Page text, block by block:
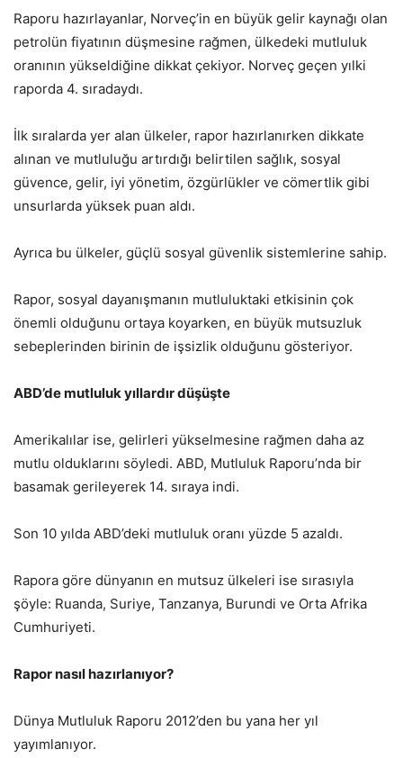
Raporu hazırlayanlar, Norveç’in en büyük gelir kaynağı olan
petrolün fiyatının düşmesine rağmen, ülkedeki mutluluk
oranının yükseldiğine dikkat çekiyor. Norveç geçen yılki
raporda 4. sıradaydı.
İlk sıralarda yer alan ülkeler, rapor hazırlanırken dikkate
alınan ve mutluluğu artırdığı belirtilen sağlık, sosyal
güvence, gelir, iyi yönetim, özgürlükler ve cömertlik gibi
unsurlarda yüksek puan aldı.
Ayrıca bu ülkeler, güçlü sosyal güvenlik sistemlerine sahip.
Rapor, sosyal dayanışmanın mutluluktaki etkisinin çok
önemli olduğunu ortaya koyarken, en büyük mutsuzluk
sebeplerinden birinin de işsizlik olduğunu gösteriyor.
ABD’de mutluluk yıllardır düşüşte
Amerikalılar ise, gelirleri yükselmesine rağmen daha az
mutlu olduklarını söyledi. ABD, Mutluluk Raporu’nda bir
basamak gerileyerek 14. sıraya indi.
Son 10 yılda ABD’deki mutluluk oranı yüzde 5 azaldı.
Rapora göre dünyanın en mutsuz ülkeleri ise sırasıyla
şöyle: Ruanda, Suriye, Tanzanya, Burundi ve Orta Afrika
Cumhuriyeti.
Rapor nasıl hazırlanıyor?
Dünya Mutluluk Raporu 2012’den bu yana her yıl
yayımlanıyor.